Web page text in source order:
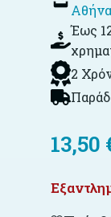
Αθήνα
Έως
2
13,50